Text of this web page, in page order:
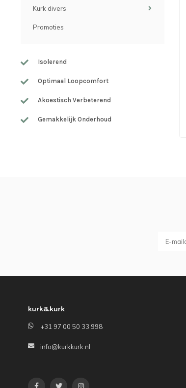
Kurk divers
Promoties
Isolerend
Optimaal Loopcomfort
Akoestisch Verbeterend
Gemakkelijk Onderhoud
kurk&kurk
+31 97 00 50 33 998
info@kurkkurk.nl